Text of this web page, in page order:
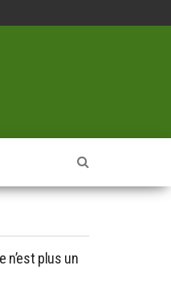
n’est plus un